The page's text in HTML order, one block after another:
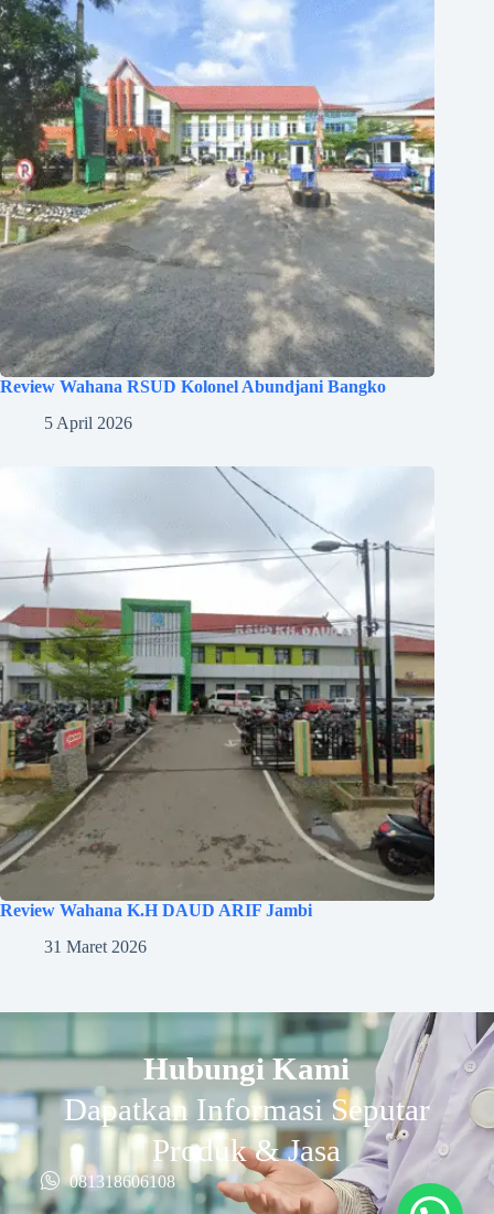
Review Wahana RSUD Kolonel Abundjani Bangko
5 April 2026
Review Wahana K.H DAUD ARIF Jambi
31 Maret 2026
Hubungi Kami
Dapatkan Informasi Seputar
Produk & Jasa
081318606108